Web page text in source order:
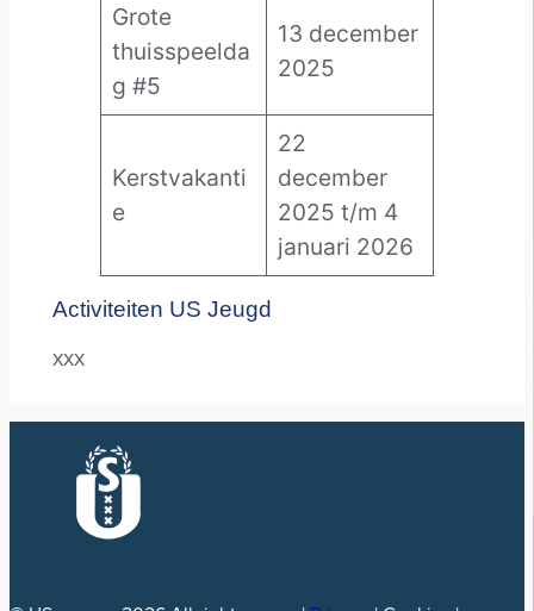
Grote
thuisspeelda
g #5
13 december
2025
Kerstvakanti
e
22
december
2025 t/m 4
januari 2026
Activiteiten US Jeugd
xxx